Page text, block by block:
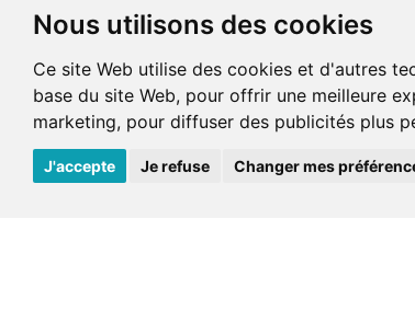
Nous utilisons des cookies
Ce site Web utilise des cookies et d'autres
base du site Web, pour offrir une meilleure
marketing, pour diffuser des publicités plus
J'accepte Je refuse Changer mes